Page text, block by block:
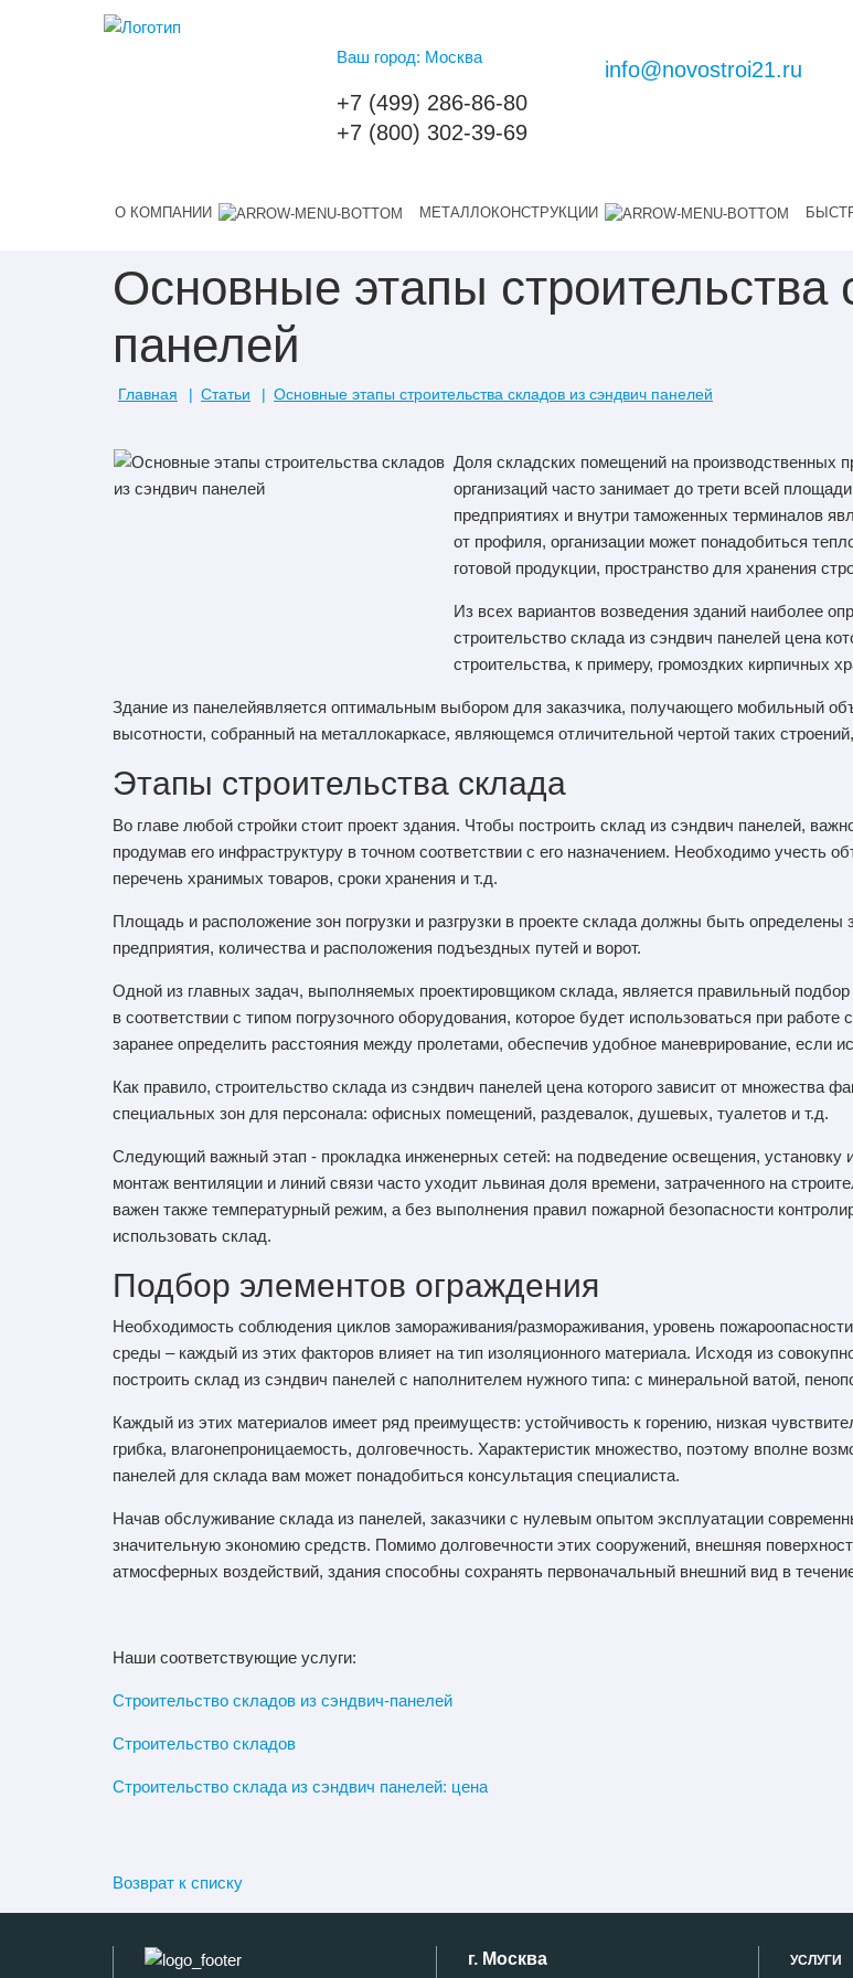
Ваш город: Москва
+7 (499) 286-86-80
+7 (800) 302-39-69
info@novostroi21.ru
О КОМПАНИИ МЕТАЛЛОКОНСТРУКЦИИ
Основные этапы строительства
панелей
Главная Статьи Основные этапы строительства складов из сэндвич панелей
Доля складских помещений на производственных
организаций часто занимает до трети всей
предприятиях и внутри таможенных терминалов
от профиля, организации может понадобиться
готовой продукции, пространство для хранения
Из всех вариантов возведения зданий наиболее
строительство склада из сэндвич панелей цена
строительства, к примеру, громоздких кирпичных
Здание из панелейявляется оптимальным выбором для заказчика, получающего мобильный
высотности, собранный на металлокаркасе, являющемся отличительной чертой таких
Этапы строительства склада
Во главе любой стройки стоит проект здания. Чтобы построить склад из сэндвич панелей,
продумав его инфраструктуру в точном соответствии с его назначением. Необходимо учесть
перечень хранимых товаров, сроки хранения и т.д.
Площадь и расположение зон погрузки и разгрузки в проекте склада должны быть определены
предприятия, количества и расположения подъездных путей и ворот.
Одной из главных задач, выполняемых проектировщиком склада, является правильный подбор
в соответствии с типом погрузочного оборудования, которое будет использоваться при
заранее определить расстояния между пролетами, обеспечив удобное маневрирование, если
Как правило, строительство склада из сэндвич панелей цена которого зависит от множества
специальных зон для персонала: офисных помещений, раздевалок, душевых, туалетов и т.д.
Следующий важный этап - прокладка инженерных сетей: на подведение освещения, установку
монтаж вентиляции и линий связи часто уходит львиная доля времени, затраченного на
важен также температурный режим, а без выполнения правил пожарной безопасности
использовать склад.
Подбор элементов ограждения
Необходимость соблюдения циклов замораживания/размораживания, уровень
среды – каждый из этих факторов влияет на тип изоляционного материала. Исходя из
построить склад из сэндвич панелей с наполнителем нужного типа: с минеральной ватой,
Каждый из этих материалов имеет ряд преимуществ: устойчивость к горению, низкая
грибка, влагонепроницаемость, долговечность. Характеристик множество, поэтому вполне
панелей для склада вам может понадобиться консультация специалиста.
Начав обслуживание склада из панелей, заказчики с нулевым опытом эксплуатации
значительную экономию средств. Помимо долговечности этих сооружений, внешняя
атмосферных воздействий, здания способны сохранять первоначальный внешний вид в
Наши соответствующие услуги:
Строительство складов из сэндвич-панелей
Строительство складов
Строительство склада из сэндвич панелей: цена
Возврат к списку
г. Москва УСЛУГИ